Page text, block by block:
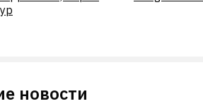
новости